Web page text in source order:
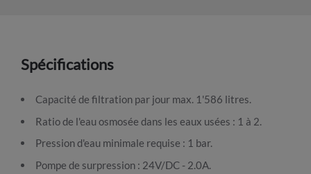
Spécifications
Capacité de filtration par jour max. 1'586 litres.
Ratio de l'eau osmosée dans les eaux usées : 1 à 2.
Pression d'eau minimale requise : 1 bar.
Pompe de surpression : 24V/DC - 2.0A.